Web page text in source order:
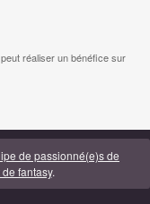
réaliser un bénéfice sur
de passionné(e)s de
fantasy.